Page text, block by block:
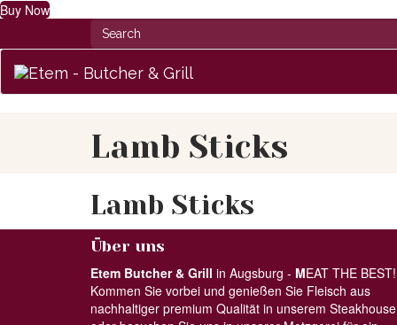
Buy Now
Lamb Sticks
Lamb Sticks
Über uns
Etem Butcher & Grill in Augsburg - MEAT THE BEST!
Kommen Sie vorbei und genießen Sie Fleisch aus
nachhaltiger premium Qualität in unserem Steakhouse